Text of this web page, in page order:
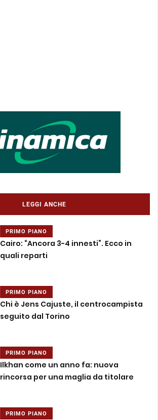
LEGGI ANCHE
PRIMO PIANO
Cairo: “Ancora 3-4 innesti”. Ecco in
quali reparti
PRIMO PIANO
Chi è Jens Cajuste, il centrocampista
seguito dal Torino
PRIMO PIANO
Ilkhan come un anno fa: nuova
rincorsa per una maglia da titolare
PRIMO PIANO